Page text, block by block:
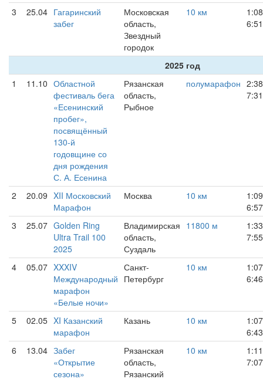
3
25.04 Гагаринский
забег
Московская
область,
Звездный
городок
10 км
2025 год
1
11.10 Областной
фестиваль бега
«Есенинский
пробег»,
посвящённый
130-й
годовщине со
дня рождения
С. А. Есенина
Рязанская
область,
Рыбное
полумарафон
2 20.09 XII Московский
Марафон
Москва 10 км
3
25.07 Golden Ring
Ultra Trail 100
2025
Владимирская
область,
Суздаль
11800 м
4 05.07 XXXIV
Международный
марафон
«Белые ночи»
Санкт-
Петербург
10 км
5 02.05 XI Казанский
марафон
Казань 10 км
6
13.04 Забег
«Открытие
сезона»
Рязанская
область,
Рязанский
10 км